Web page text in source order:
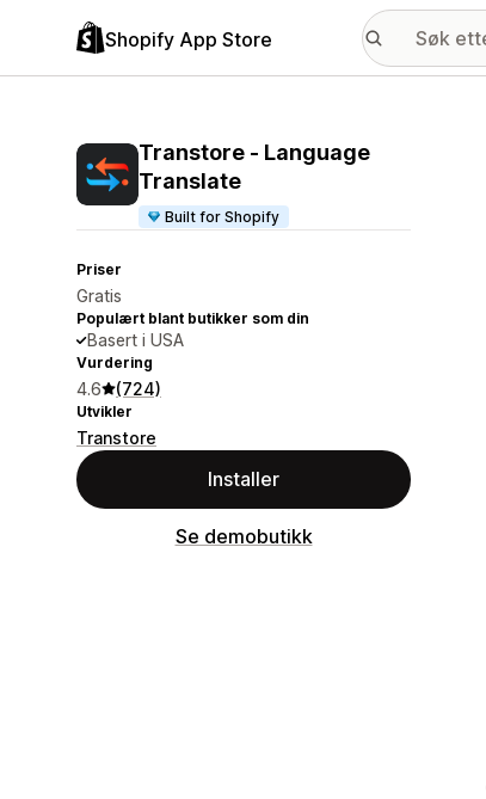
Shopify App Store
Transtore ‑ Language
Translate
Built for Shopify
Priser
Gratis
Populært blant butikker som din
Basert i USA
Vurdering
4.6 (724)
Utvikler
Transtore
Installer
Se demobutikk